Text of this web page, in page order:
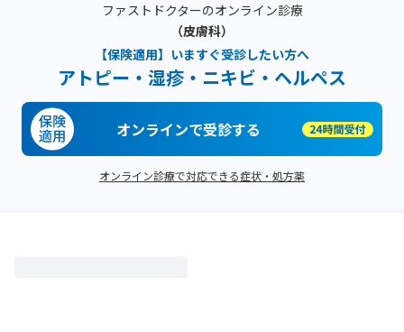
ファストドクターのオンライン診療
（皮膚科）
【保険適用】いますぐ受診したい方へ
アトピー・湿疹・ニキビ・ヘルペス
オンラインで受診する
オンライン診療で対応できる症状・処方薬